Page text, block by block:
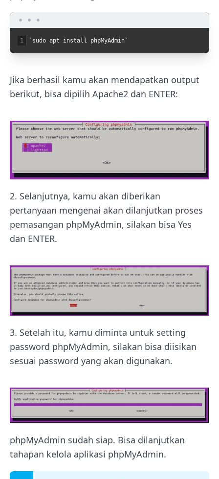
1 ` sudo apt install phpMyAdmin `
Jika berhasil kamu akan mendapatkan output
berikut, bisa dipilih Apache2 dan ENTER:
2. Selanjutnya, kamu akan diberikan
pertanyaan mengenai akan dilanjutkan proses
pemasangan phpMyAdmin, silakan bisa Yes
dan ENTER.
3. Setelah itu, kamu diminta untuk setting
password phpMyAdmin, silakan bisa diisikan
sesuai password yang akan digunakan.
phpMyAdmin sudah siap. Bisa dilanjutkan
tahapan kelola aplikasi phpMyAdmin.